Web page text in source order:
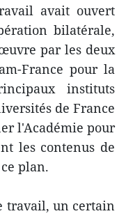
avait ouvert
bilatérale,
par les deux
France pour la
instituts
de France
l'Académie pour
les contenus de
plan.
travail, un certain